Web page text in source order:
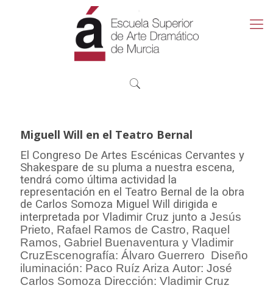
Miguell Will en el Teatro Bernal
El Congreso De Artes Escénicas Cervantes y
Shakespare de su pluma a nuestra escena,
tendrá como última actividad la
representación en el Teatro Bernal de la obra
de Carlos Somoza Miguel Will dirigida e
interpretada por Vladimir Cruz junto a Jesús
Prieto, Rafael Ramos de Castro, Raquel
Ramos, Gabriel Buenaventura y Vladimir
CruzEscenografía: Álvaro Guerrero Diseño
iluminación: Paco Ruíz Ariza Autor: José
Carlos Somoza Dirección: Vladimir Cruz